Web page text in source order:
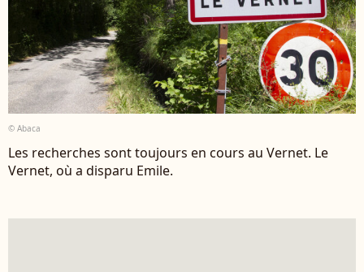
© Abaca
Les recherches sont toujours en cours au Vernet. Le
Vernet, où a disparu Emile.